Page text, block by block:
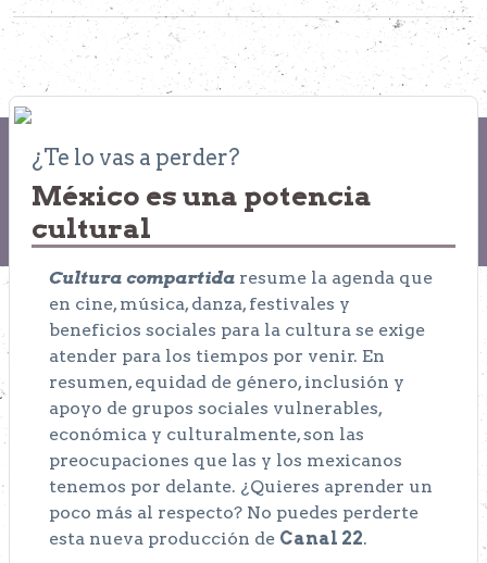
¿Te lo vas a perder?
México es una potencia
cultural
Cultura compartida resume la agenda que
en cine, música, danza, festivales y
beneficios sociales para la cultura se exige
atender para los tiempos por venir. En
resumen, equidad de género, inclusión y
apoyo de grupos sociales vulnerables,
económica y culturalmente, son las
preocupaciones que las y los mexicanos
tenemos por delante. ¿Quieres aprender un
poco más al respecto? No puedes perderte
esta nueva producción de Canal 22.